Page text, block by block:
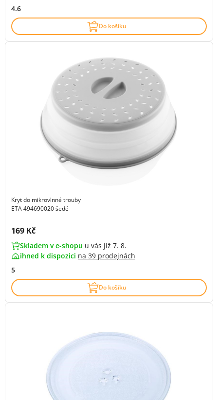
4.6
Do košíku
Kryt do mikrovlnné trouby
ETA 494690020 šedé
Cena s DPH:
169 Kč
Skladem v e-shopu u vás již 7. 8.
ihned k dispozici na 39 prodejnách
5
Do košíku